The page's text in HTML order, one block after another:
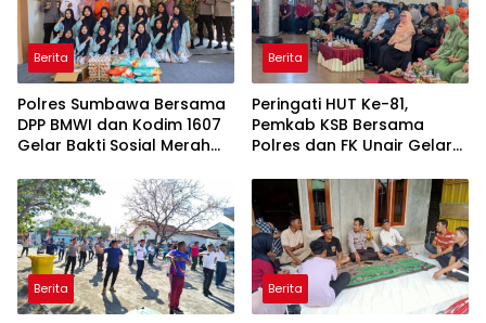
Berita
Polres Sumbawa Bersama
DPP BMWI dan Kodim 1607
Gelar Bakti Sosial Merah
Hidayatullah
Berita
Peringati HUT Ke-81,
Pemkab KSB Bersama
Polres dan FK Unair Gelar
Hari Pertama Kehidupan”
Berita Berita